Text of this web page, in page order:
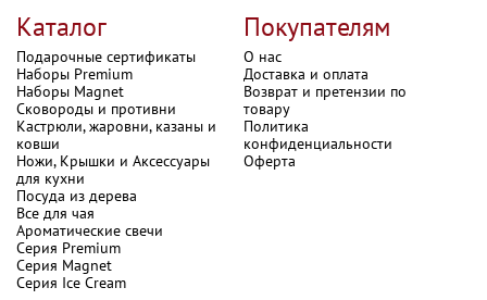
Каталог
Подарочные сертификаты
Наборы Premium
Наборы Magnet
Сковороды и противни
Кастрюли, жаровни, казаны и
ковши
Ножи, Крышки и Аксессуары
для кухни
Посуда из дерева
Все для чая
Ароматические свечи
Серия Premium
Серия Magnet
Серия Ice Cream
Покупателям
О нас
Доставка и оплата
Возврат и претензии по
товару
Политика
конфиденциальности
Оферта